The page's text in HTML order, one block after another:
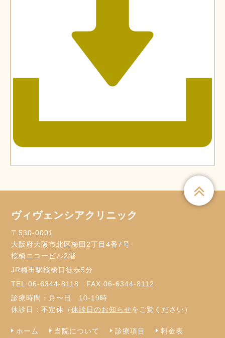
ヴィヴェンシアクリニック
〒530-0001
大阪府大阪市北区梅田2丁目4番7号
桜橋ニコービル2階
JR梅田駅桜橋口徒歩5分
TEL:06-6344-8118
FAX:06-6344-8112
診療時間：月〜日 10-19時
休診日：不定休（休診日のお知らせをご覧ください）
ホーム 当院について 診療項目 料金表